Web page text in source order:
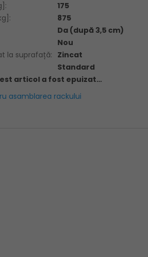
:
175
:
875
Da (după 3,5 cm)
Nou
la suprafață: Zincat
Standard
articol a fost epuizat…
asamblarea rackului